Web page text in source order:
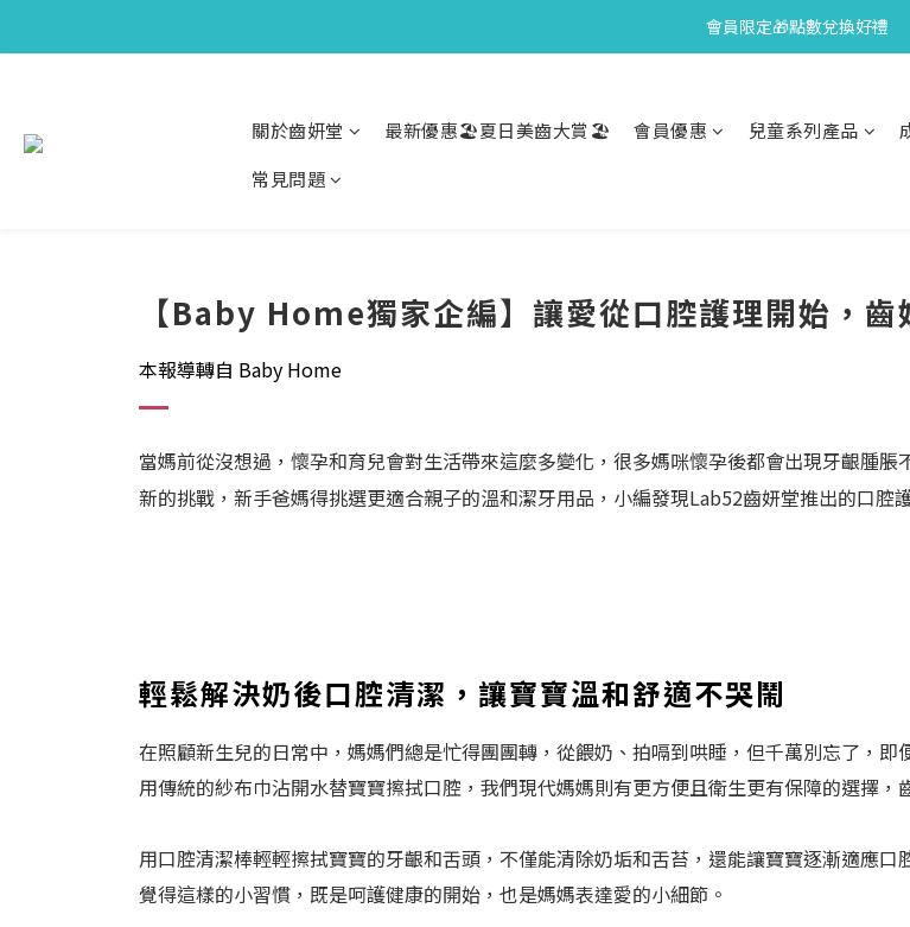
會員限定🎁點數兌換好禮
會員限定🎁點數兌換好禮
會員限定🎁點數兌換好禮
關於齒妍堂 最新優惠🏖️夏日美齒大賞🏖️ 會員優惠 兒童系列產品
常見問題
【Baby Home獨家企編】讓愛從口腔護理開始，
本報導轉自 Baby Home
當媽前從沒想過，懷孕和育兒會對生活帶來這麼多變化，很多媽咪懷孕後都會出現牙齦腫
新的挑戰，新手爸媽得挑選更適合親子的溫和潔牙用品，小編發現Lab52齒妍堂推出的口腔
輕鬆解決奶後口腔清潔，讓寶寶溫和舒適不哭鬧
在照顧新生兒的日常中，媽媽們總是忙得團團轉，從餵奶、拍嗝到哄睡，但千萬別忘了，
用傳統的紗布巾沾開水替寶寶擦拭口腔，我們現代媽媽則有更方便且衛生更有保障的選擇，
用口腔清潔棒輕輕擦拭寶寶的牙齦和舌頭，不僅能清除奶垢和舌苔，還能讓寶寶逐漸適應
覺得這樣的小習慣，既是呵護健康的開始，也是媽媽表達愛的小細節。